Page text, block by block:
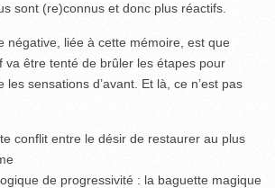
sont (re)connus et donc plus réactifs.
négative, liée à cette mémoire, est que
va être tenté de brûler les étapes pour
les sensations d’avant. Et là, ce n’est pas
conflit entre le désir de restaurer au plus
de progressivité : la baguette magique